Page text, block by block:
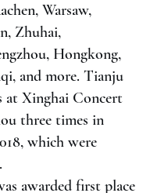
Warsaw,
Zhuhai,
Hongkong,
and more. Tianju
at Xinghai Concert
three times in
which were
awarded first place